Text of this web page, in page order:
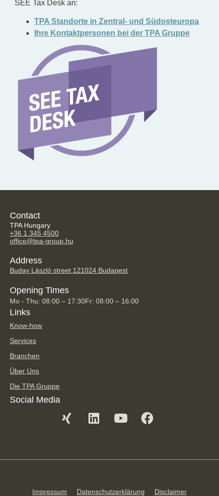
SEE Tax Desk an:
TPA Standorte in Zentral- und Südosteuropa
Ihre Kontaktpersonen bei der TPA Gruppe
Contact
TPA Hungary
+36 1 345 4500
office@tpa-group.hu
Address
Buday László street 121024 Budapest
Opening Times
Mo - Thu: 08:00 – 17:30Fr: 08:00 – 16:00
Links
Know-how
Services
Branchen
Über Uns
Die TPA Gruppe
Social Media
Impressum Datenschutzerklärung Disclaimer